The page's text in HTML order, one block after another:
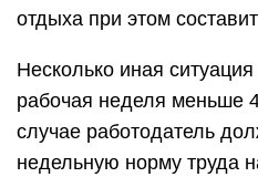
отдыха при этом
Несколько иная
рабочая неделя меньше
случае работодатель
недельную норму труда